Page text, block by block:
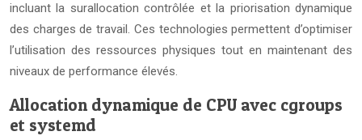
incluant la surallocation contrôlée et la priorisation dynamique
des charges de travail. Ces technologies permettent d’optimiser
l’utilisation des ressources physiques tout en maintenant des
niveaux de performance élevés.
Allocation dynamique de CPU avec cgroups
et systemd